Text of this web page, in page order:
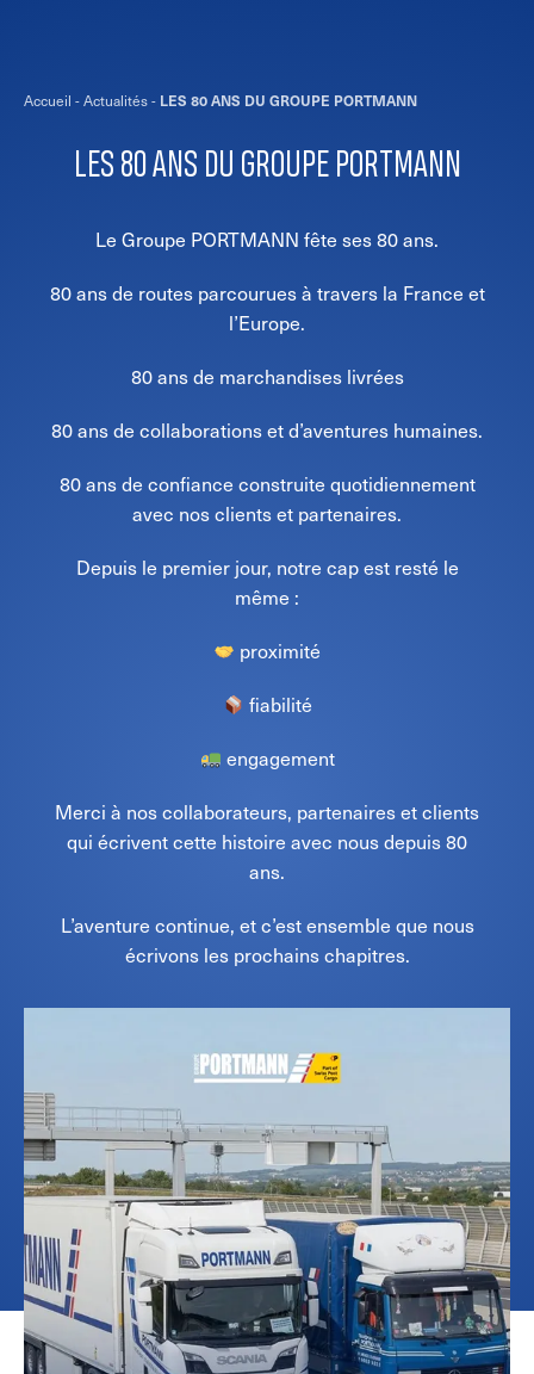
Accueil -Actualités- LES 80 ANS DU GROUPE PORTMANN
LES 80 ANS DU GROUPE PORTMANN
Le Groupe PORTMANN fête ses 80 ans.
80 ans de routes parcourues à travers la France et
l’Europe.
80 ans de marchandises livrées
80 ans de collaborations et d’aventures humaines.
80 ans de confiance construite quotidiennement
avec nos clients et partenaires.
Depuis le premier jour, notre cap est resté le
même :
proximité
fiabilité
engagement
Merci à nos collaborateurs, partenaires et clients
qui écrivent cette histoire avec nous depuis 80
ans.
L’aventure continue, et c’est ensemble que nous
écrivons les prochains chapitres.